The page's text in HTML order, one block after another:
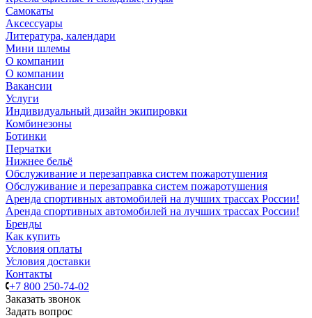
Самокаты
Аксессуары
Литература, календари
Мини шлемы
О компании
О компании
Вакансии
Услуги
Индивидуальный дизайн экипировки
Комбинезоны
Ботинки
Перчатки
Нижнее бельё
Обслуживание и перезаправка систем пожаротушения
Обслуживание и перезаправка систем пожаротушения
Аренда спортивных автомобилей на лучших трассах России!
Аренда спортивных автомобилей на лучших трассах России!
Бренды
Как купить
Условия оплаты
Условия доставки
Контакты
+7 800 250-74-02
Заказать звонок
Задать вопрос